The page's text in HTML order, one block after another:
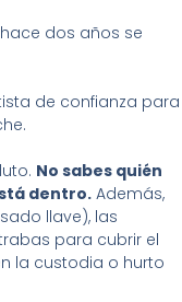
dos años se
de confianza para
No sabes quién
dentro. Además,
llave), las
para cubrir el
la custodia o hurto